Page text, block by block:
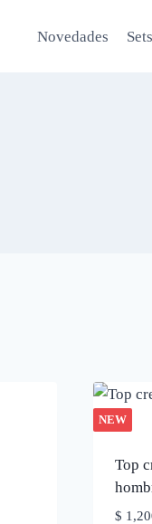
Novedades Sets
NEW
Top
$